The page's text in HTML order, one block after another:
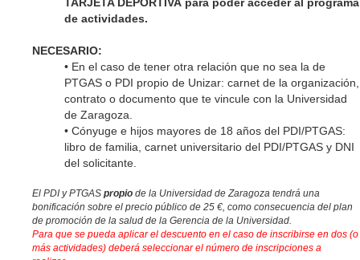
de actividades.
NECESARIO:
• En el caso de tener otra relación que no sea la de
PTGAS o PDI propio de Unizar: carnet de la organización,
contrato o documento que te vincule con la Universidad
de Zaragoza
• Cónyuge e hijos mayores de 18 años del PDI/PTGAS:
libro de familia, carnet universitario del PDI/PTGAS y DNI
del solicitante.
El PDI y PTGAS propio de la Universidad de Zaragoza tendrá una
bonificación sobre el precio público de 25 €, como consecuencia del plan
de promoción de la salud de la Gerencia de la Universidad.
Para que se pueda aplicar el descuento en el caso de inscribirse en dos (o
más actividades) deberá seleccionar el número de inscripciones a